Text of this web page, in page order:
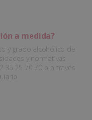
a medida?
y grado alcohólico de
y normativas
35 25 70 70 o a través